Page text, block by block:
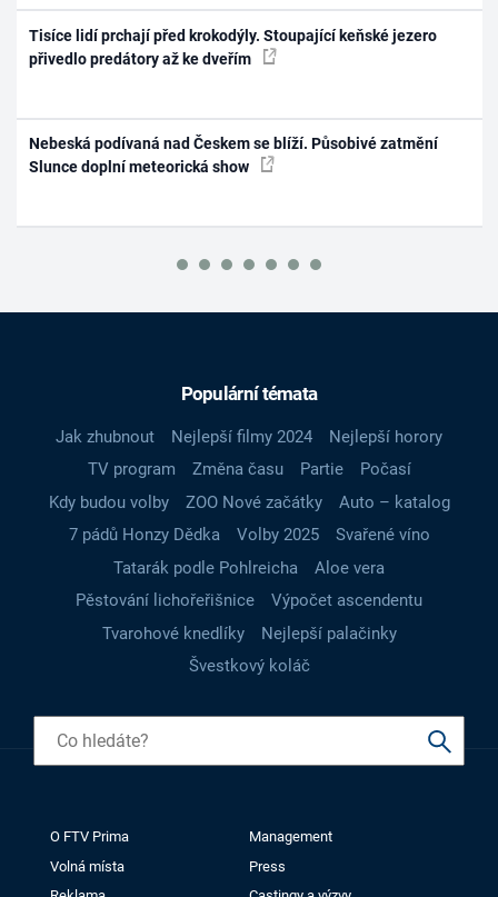
Tisíce lidí prchají před krokodýly. Stoupající keňské jezero
přivedlo predátory až ke dveřím
Nebeská podívaná nad Českem se blíží. Působivé zatmění
Slunce doplní meteorická show
Populární témata
Jak zhubnout Nejlepší filmy 2024
Nejlepší horory
TV program
Změna času Partie
Počasí
Kdy budou volby
ZOO Nové začátky
Auto – katalog
7 pádů Honzy Dědka
Volby 2025
Svařené víno
Tatarák podle Pohlreicha
Aloe vera
Pěstování lichořeřišnice
Výpočet ascendentu
Tvarohové knedlíky
Nejlepší palačinky
Švestkový koláč
O FTV Prima
Management
Volná místa
Press